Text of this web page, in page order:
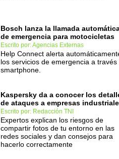
Bosch lanza la llamada
de emergencia para motocicletas
Escrito por: Agencias Externas
Help Connect alerta
los servicios de emergencia a través
smartphone.
Kaspersky da a conocer los
de ataques a empresas
Escrito por: Redacción TNI
Expertos explican los riesgos de
compartir fotos de tu entorno en las
redes sociales y dan consejos para
hacerlo correctamente